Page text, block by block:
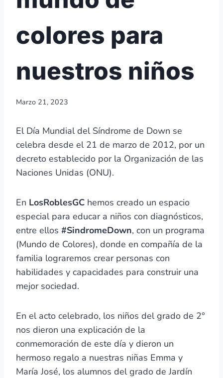
colores para
nuestros niños
Marzo 21, 2023
El Día Mundial del Síndrome de Down se
celebra desde el 21 de marzo de 2012, por un
decreto establecido por la Organización de las
Naciones Unidas (ONU).
En LosRoblesGC hemos creado un espacio
especial para educar a niños con diagnósticos,
entre ellos #SindromeDown, con un programa
(Mundo de Colores), donde en compañía de la
familia lograremos crear personas con
habilidades y capacidades para construir una
mejor sociedad.
En el acto celebrado, los niños del grado de 2°
nos dieron una explicación de la
conmemoración de este día y dieron un
hermoso regalo a nuestras niñas Emma y
María José, los alumnos del grado de Jardín